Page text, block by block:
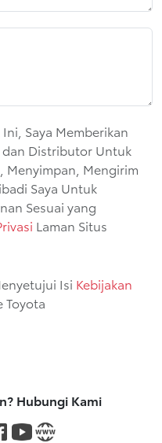
Saya Memberikan
dan Distributor Untuk
Mengirim
Saya Untuk
Sesuai yang
Laman Situs
Isi Kebijakan
Toyota
Hubungi Kami